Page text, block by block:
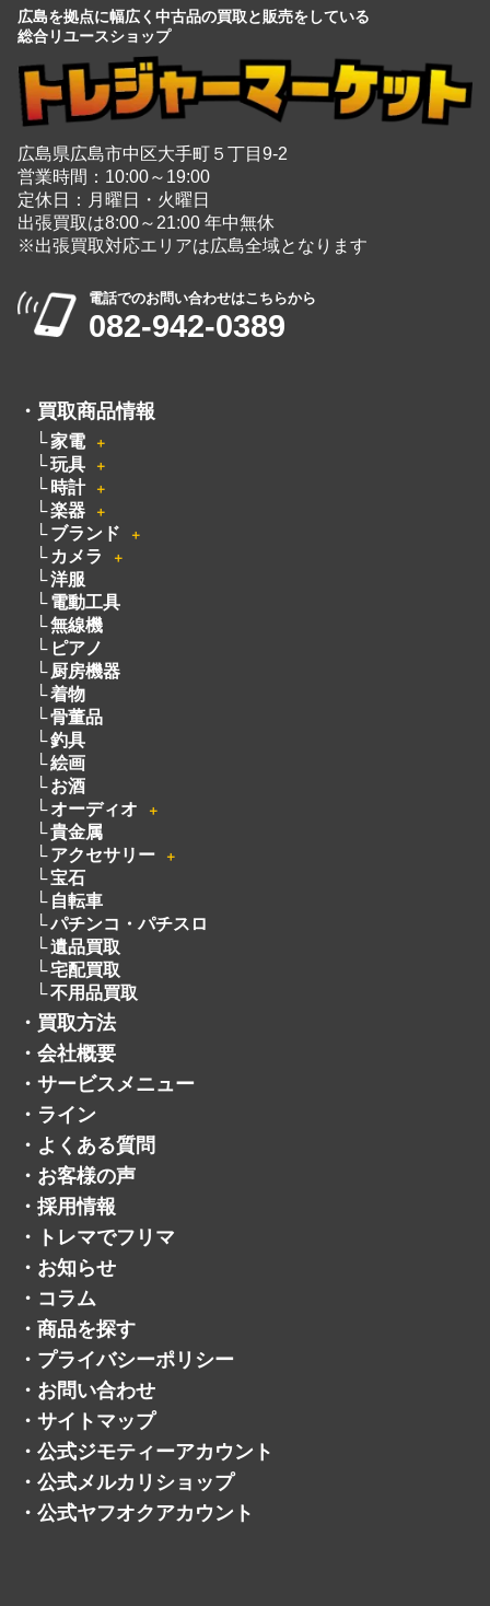
電話でのお問い合わせはこちらから
082-942-0389
・買取商品情報
家電 ＋
玩具 ＋
時計 ＋
楽器 ＋
ブランド ＋
洋服
電動工具
着物
骨董品
釣具
絵画
お酒
オーディオ
貴金属
アクセサリー
宝石
自転車
パチンコ・パチスロ
遺品買取
宅配買取
不用品買取
買取方法
会社概要
サービスメニュー
ライン
よくある質問
お客様の声
採用情報
トレマでフリマ
お知らせ
・ コラム
・ 商品を探す
・ プライバシーポリシー
・ お問い合わせ
・
サイトマップ
・ 公式ジモティーアカウント
・ 公式メルカリショップ
・ 公式ヤフオクアカウント